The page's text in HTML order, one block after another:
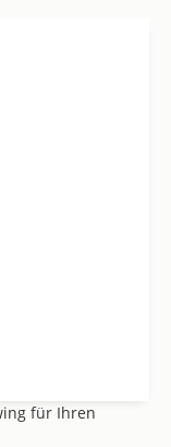
für Ihren